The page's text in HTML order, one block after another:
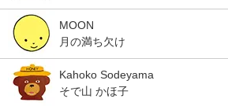
MOON
月の満ち欠け
Kahoko Sodeyama
そで山 かほ子